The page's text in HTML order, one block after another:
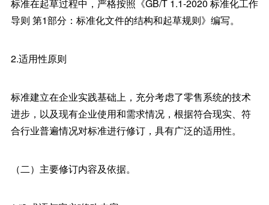
标准在起草过程中，严格按照《GB/T 1.1-2020 标准化工作
导则 第1部分：标准化文件的结构和起草规则》编写。
2.适用性原则
标准建立在企业实践基础上，充分考虑了零售系统的技术
进步，以及现有企业使用和需求情况，根据符合现实、符
合行业普遍情况对标准进行修订，具有广泛的适用性。
（二）主要修订内容及依据。